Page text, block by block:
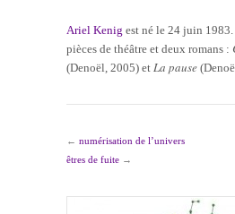
Ariel Kenig est né le 24 juin
pièces de théâtre et deux romans :
(Denoël, 2005) et La pause
← numérisation de l’univers
êtres de fuite →